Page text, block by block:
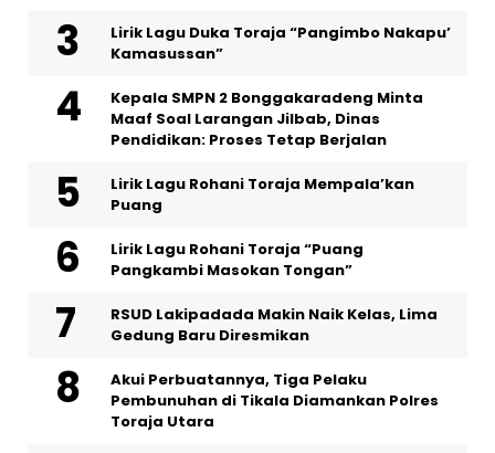
Lirik Lagu Duka Toraja “Pangimbo Nakapu’
Kamasussan”
Kepala SMPN 2 Bonggakaradeng Minta
Maaf Soal Larangan Jilbab, Dinas
Pendidikan: Proses Tetap Berjalan
Lirik Lagu Rohani Toraja Mempala’kan
Puang
Lirik Lagu Rohani Toraja “Puang
Pangkambi Masokan Tongan”
RSUD Lakipadada Makin Naik Kelas, Lima
Gedung Baru Diresmikan
Akui Perbuatannya, Tiga Pelaku
Pembunuhan di Tikala Diamankan Polres
Toraja Utara